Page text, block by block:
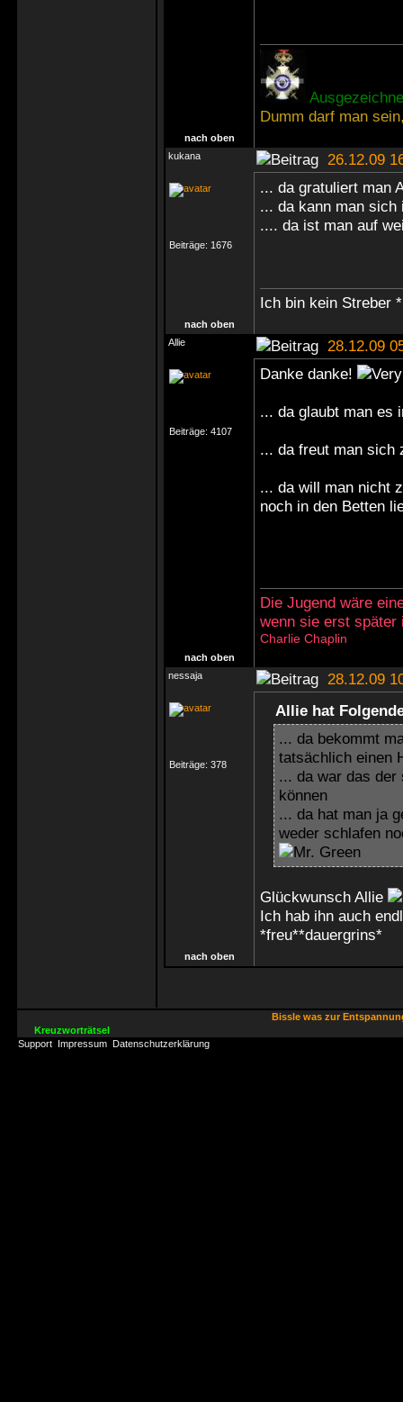
Dumm darf man
nach oben
kukana
26.12.09
Beiträge: 1676
... da gratuliert man
... da kann man
.... da ist man auf
Ich bin kein Streber
nach oben
Allie
28.12.09
Beiträge: 4107
Danke danke!
... da glaubt man es
... da freut man sich
... da will man nicht
noch in den Betten
Die Jugend wäre
wenn sie erst später
Charlie Chaplin
nach oben
nessaja
28.12.09
Beiträge: 378
Allie hat
... da bekommt
tatsächlich einen
... da war das
können
... da hat man ja
weder schlafen
Glückwunsch Allie
Ich hab ihn auch
*freu**dauergrins*
nach oben
Bissle was zur
Kreuzworträtsel
Support Impressum Datenschutzerklärung